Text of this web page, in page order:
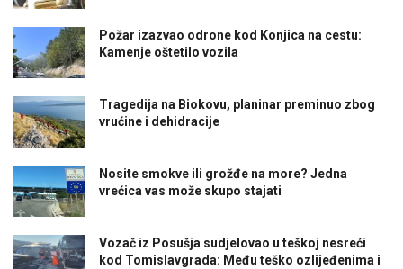
Požar izazvao odrone kod Konjica na cestu:
Kamenje oštetilo vozila
Tragedija na Biokovu, planinar preminuo zbog
vrućine i dehidracije
Nosite smokve ili grožđe na more? Jedna
vrećica vas može skupo stajati
Vozač iz Posušja sudjelovao u teškoj nesreći
kod Tomislavgrada: Među teško ozlijeđenima i